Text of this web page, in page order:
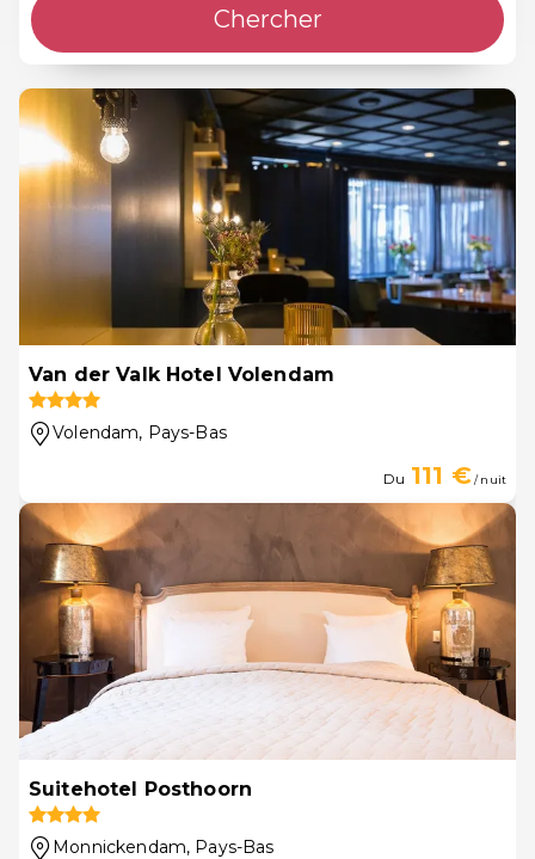
Chercher
Van der Valk Hotel Volendam
Volendam, Pays-Bas
Du 111 €/ nuit
Suitehotel Posthoorn
Monnickendam, Pays-Bas